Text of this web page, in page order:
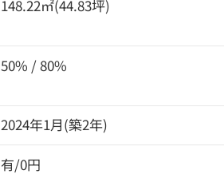
148.22㎡(44.83坪)
50% / 80%
2024年1月(築2年)
有/0円